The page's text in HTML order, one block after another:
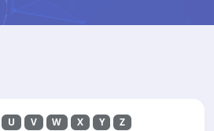
U V W X Y Z